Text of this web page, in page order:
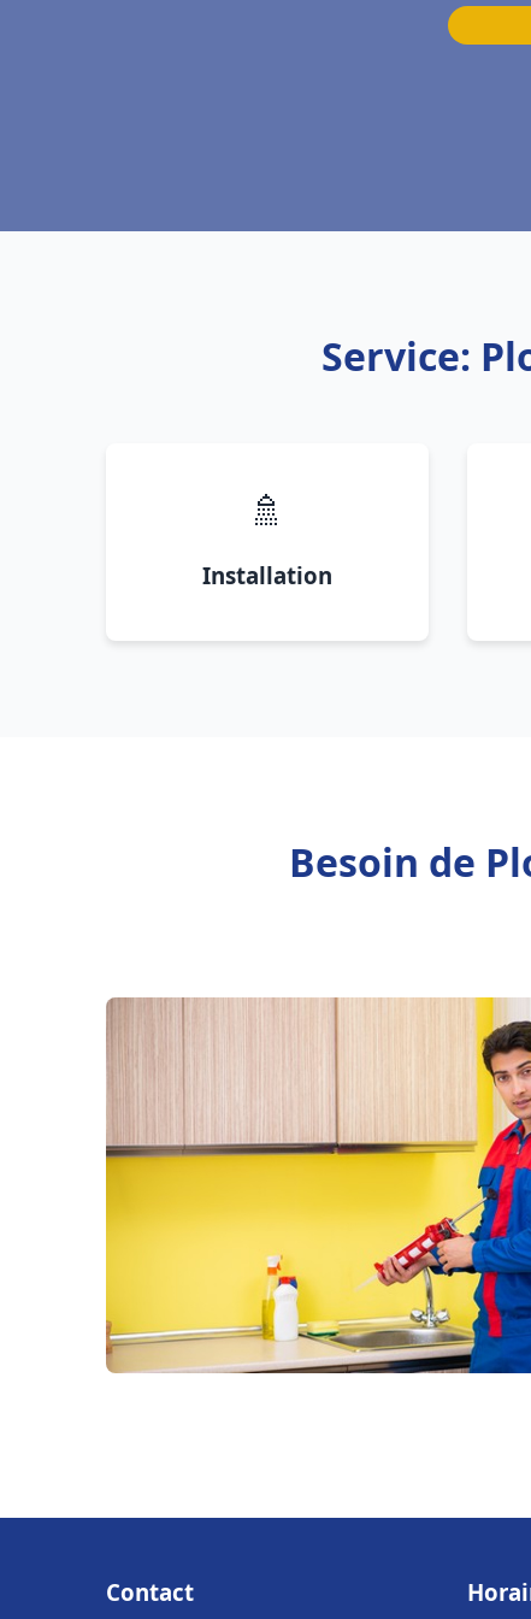
Service:
🚿
Installation
Besoin de
Contact